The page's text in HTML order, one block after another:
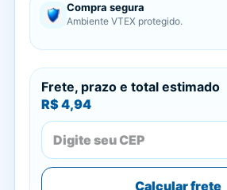
Compra segura
Ambiente VTEX protegido.
Frete, prazo e total estimado
R$ 4,94
Calcular frete